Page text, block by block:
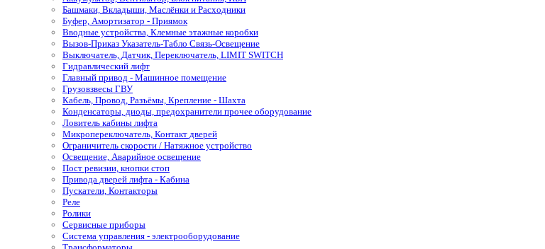
Башмаки, Вкладыши, Маслёнки и Расходники
Буфер, Амортизатор - Приямок
Вводные устройства, Клемные этажные коробки
Вызов-Приказ Указатель-Табло Связь-Освещение
Выключатель, Датчик, Переключатель, LIMIT SWITCH
Гидравлический лифт
Главный привод - Машинное помещение
Грузовзвесы ГВУ
Кабель, Провод, Разъёмы, Крепление - Шахта
Конденсаторы, диоды, предохранители прочее оборудование
Ловитель кабины лифта
Микропереключатель, Контакт дверей
Ограничитель скорости / Натяжное устройство
Освещение, Аварийное освещение
Пост ревизии, кнопки стоп
Привода дверей лифта - Кабина
Пускатели, Контакторы
Реле
Ролики
Сервисные приборы
Система управления - электрооборудование